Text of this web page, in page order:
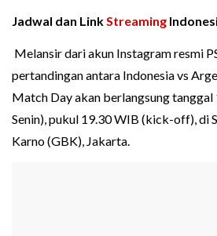
Jadwal dan LinkStreaming
Melansir dari akun Instagram resmi
pertandingan antara Indonesia vs
Match Day akan berlangsung
Senin), pukul 19.30 WIB (kick-off), di
Karno (GBK), Jakarta.